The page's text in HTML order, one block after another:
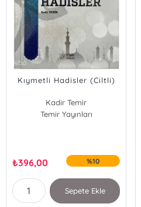
Kıymetli Hadisler (Ciltli)
Kadir Temir
Temir Yayınları
₺396,00 %10
Sepete Ekle